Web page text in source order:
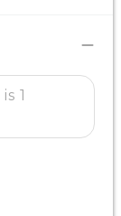
1